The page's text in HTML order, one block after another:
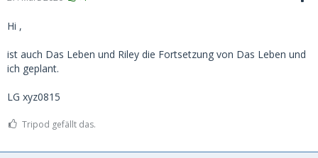
Hi ,
ist auch Das Leben und Riley die Fortsetzung von Das Leben und
ich geplant.
LG xyz0815
Tripod gefällt das.